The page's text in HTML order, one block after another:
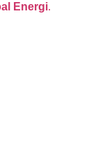
Energi.